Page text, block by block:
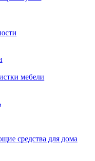
мебели
средства для дома